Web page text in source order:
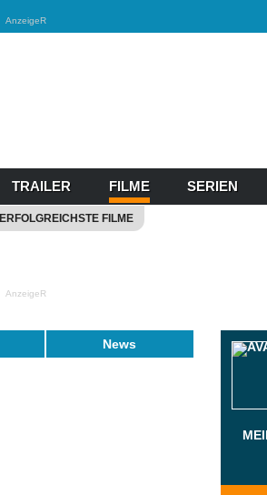
AnzeigeR
TRAILER FILME SERIEN
ERFOLGREICHSTE FILME
AnzeigeR
News